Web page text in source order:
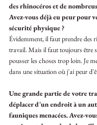
des rhinocéros et de
Avez-vous déjà eu peur pour
sécurité physique ?
Évidemment, il faut prendre des
travail. Mais il faut toujours être
pousser les choses trop loin. Je
dans une situation où j'ai peur
Une grande partie de votre
déplacer d'un endroit à un
fauniques menacées. Avez-